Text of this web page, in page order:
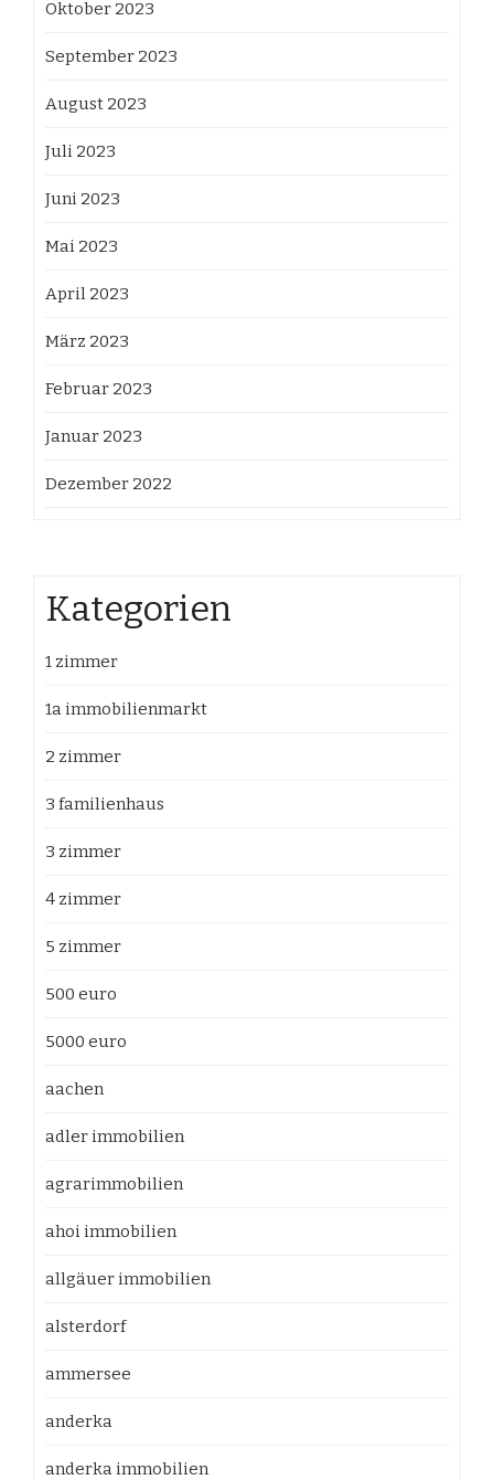
Oktober 2023
September 2023
August 2023
Juli 2023
Juni 2023
Mai 2023
April 2023
März 2023
Februar 2023
Januar 2023
Dezember 2022
Kategorien
1 zimmer
1a immobilienmarkt
2 zimmer
3 familienhaus
3 zimmer
4 zimmer
5 zimmer
500 euro
5000 euro
aachen
adler immobilien
agrarimmobilien
ahoi immobilien
allgäuer immobilien
alsterdorf
ammersee
anderka
anderka immobilien